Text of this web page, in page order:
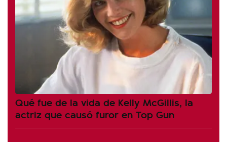
Qué fue de la vida de Kelly McGillis, la
actriz que causó furor en Top Gun